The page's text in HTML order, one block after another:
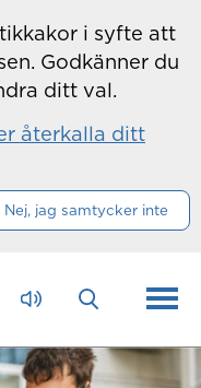
i syfte att
Godkänner du
ditt val.
återkalla ditt
Nej, jag samtycker inte